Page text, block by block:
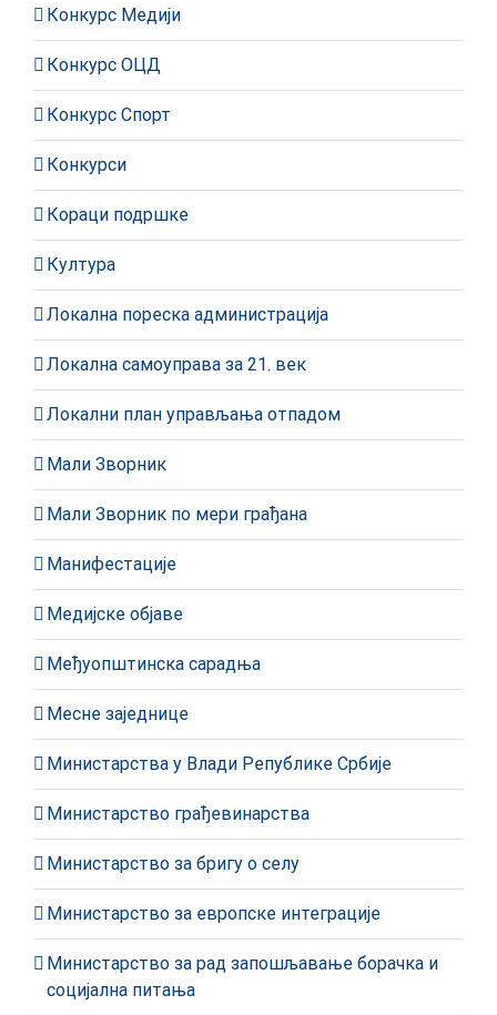
Конкурс Медији
Конкурс ОЦД
Конкурс Спорт
Конкурси
Кораци подршке
Култура
Локална пореска администрација
Локална самоуправа за 21. век
Локални план управљања отпадом
Мали Зворник
Мали Зворник по мери грађана
Манифестације
Медијске објаве
Међуопштинска сарадња
Месне заједнице
Министарства у Влади Републике Србије
Министарство грађевинарства
Министарство за бригу о селу
Министарство за европске интеграције
Министарство за рад запошљавање борачка и
социјална питања